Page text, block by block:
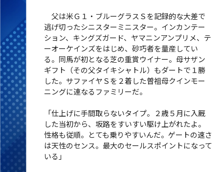
父は米Ｇ１・ブルーグラスＳを記録的な大差で
逃げ切ったシニスターミニスター。インカンテー
ション、キングズガード、ヤマニンアンプリメ、テ
ーオーケインズをはじめ、砂巧者を量産してい
る。同馬が初となる芝の重賞ウイナー。母サザン
ギフト（その父タイキシャトル）もダートで１勝
した。サファイヤＳを２着した曽祖母クインモー
ニングに連なるファミリーだ。
「仕上げに手間取らないタイプ。２歳５月に入厩
した当初から、坂路をすいすい駆け上がれたよ。
性格も従順。とても乗りやすいんだ。ゲートの速さ
は天性のセンス。最大のセールスポイントになって
いる」